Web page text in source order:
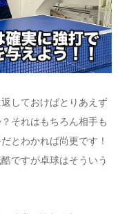
しておけばとりあえず
それはもちろん相手も
とわかれば尚更です！
ですが卓球はそういう